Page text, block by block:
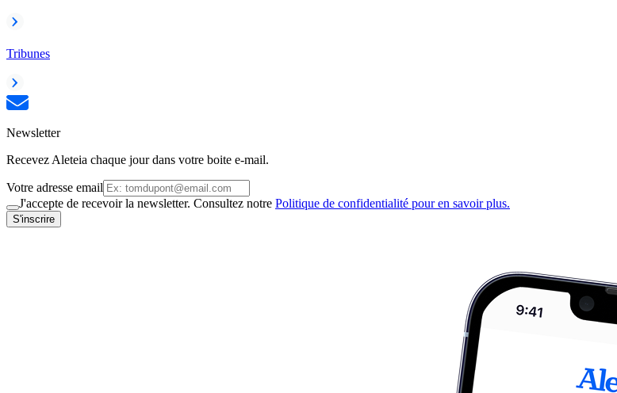
Tribunes
Newsletter
Recevez Aleteia chaque jour dans votre boite e-mail.
Votre adresse email
J'accepte de recevoir la newsletter. Consultez notre Politique de confidentialité pour en savoir plus.
S'inscrire